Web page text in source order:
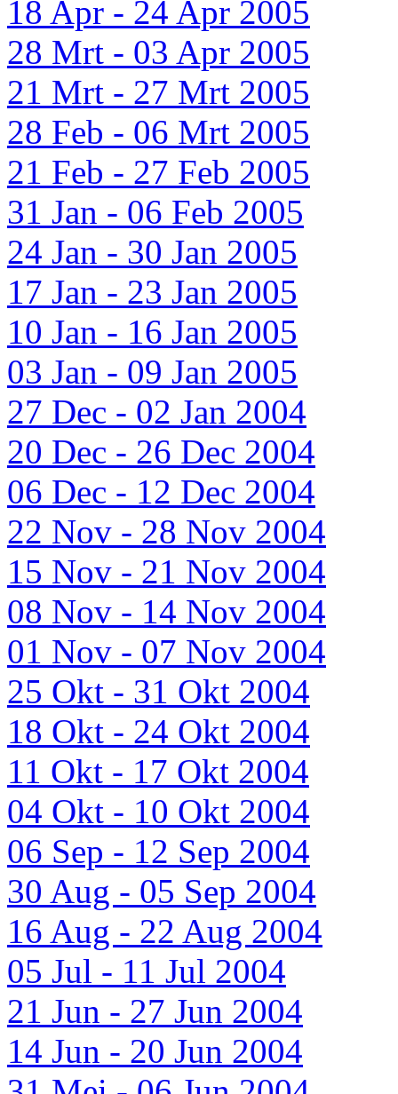
18 Apr - 24 Apr 2005
28 Mrt - 03 Apr 2005
21 Mrt - 27 Mrt 2005
28 Feb - 06 Mrt 2005
21 Feb - 27 Feb 2005
31 Jan - 06 Feb 2005
24 Jan - 30 Jan 2005
17 Jan - 23 Jan 2005
10 Jan - 16 Jan 2005
03 Jan - 09 Jan 2005
27 Dec - 02 Jan 2004
20 Dec - 26 Dec 2004
06 Dec - 12 Dec 2004
22 Nov - 28 Nov 2004
15 Nov - 21 Nov 2004
08 Nov - 14 Nov 2004
01 Nov - 07 Nov 2004
25 Okt - 31 Okt 2004
18 Okt - 24 Okt 2004
11 Okt - 17 Okt 2004
04 Okt - 10 Okt 2004
06 Sep - 12 Sep 2004
30 Aug - 05 Sep 2004
16 Aug - 22 Aug 2004
05 Jul - 11 Jul 2004
21 Jun - 27 Jun 2004
14 Jun - 20 Jun 2004